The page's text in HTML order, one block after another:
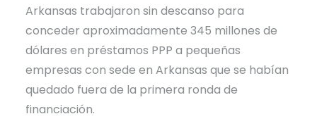
Arkansas trabajaron sin descanso para
conceder aproximadamente 345 millones de
dólares en préstamos PPP a pequeñas
empresas con sede en Arkansas que se habían
quedado fuera de la primera ronda de
financiación.